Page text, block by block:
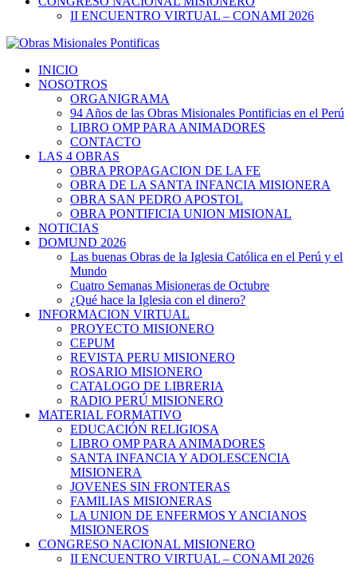
II ENCUENTRO VIRTUAL – CONAMI 2026
INICIO
NOSOTROS
ORGANIGRAMA
94 Años de las Obras Misionales Pontificias en el Perú
LIBRO OMP PARA ANIMADORES
CONTACTO
LAS 4 OBRAS
OBRA PROPAGACION DE LA FE
OBRA DE LA SANTA INFANCIA MISIONERA
OBRA SAN PEDRO APOSTOL
OBRA PONTIFICIA UNION MISIONAL
NOTICIAS
DOMUND 2026
Las buenas Obras de la Iglesia Católica en el Perú y el
Mundo
Cuatro Semanas Misioneras de Octubre
¿Qué hace la Iglesia con el dinero?
INFORMACION VIRTUAL
PROYECTO MISIONERO
CEPUM
REVISTA PERU MISIONERO
ROSARIO MISIONERO
CATALOGO DE LIBRERIA
RADIO PERÚ MISIONERO
MATERIAL FORMATIVO
EDUCACIÓN RELIGIOSA
LIBRO OMP PARA ANIMADORES
SANTA INFANCIA Y ADOLESCENCIA
MISIONERA
JOVENES SIN FRONTERAS
FAMILIAS MISIONERAS
LA UNION DE ENFERMOS Y ANCIANOS
MISIONEROS
CONGRESO NACIONAL MISIONERO
II ENCUENTRO VIRTUAL – CONAMI 2026